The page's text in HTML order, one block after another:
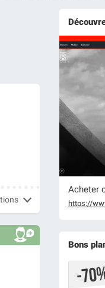
Acheter
https://
Bons